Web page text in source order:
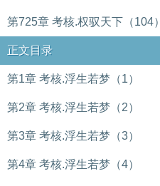
第725章 考核.权驭天下（104）
正文目录
第1章 考核.浮生若梦（1）
第2章 考核.浮生若梦（2）
第3章 考核.浮生若梦（3）
第4章 考核.浮生若梦（4）